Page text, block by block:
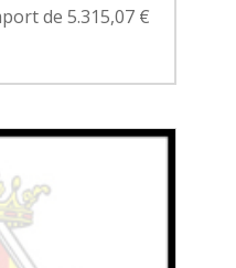
de 5.315,07 €